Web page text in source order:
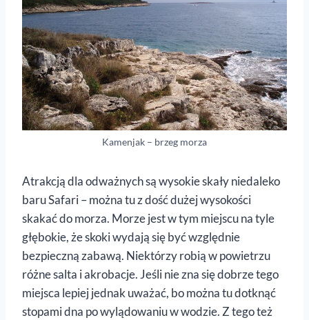
Kamenjak – brzeg morza
Atrakcją dla odważnych są wysokie skały niedaleko
baru Safari – można tu z dość dużej wysokości
skakać do morza. Morze jest w tym miejscu na tyle
głębokie, że skoki wydają się być względnie
bezpieczną zabawą. Niektórzy robią w powietrzu
różne salta i akrobacje. Jeśli nie zna się dobrze tego
miejsca lepiej jednak uważać, bo można tu dotknąć
stopami dna po wylądowaniu w wodzie. Z tego też